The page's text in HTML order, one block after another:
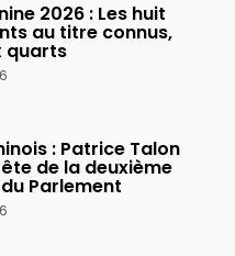
2026 : Les huit
au titre connus,
quarts
: Patrice Talon
de la deuxième
Parlement